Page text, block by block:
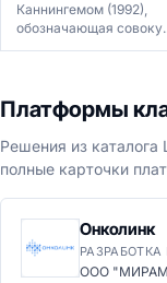
Каннингемом (1992),
обозначающая
Платформы
Решения из
полные карточки
Онколинк
РАЗРАБОТКА
ООО